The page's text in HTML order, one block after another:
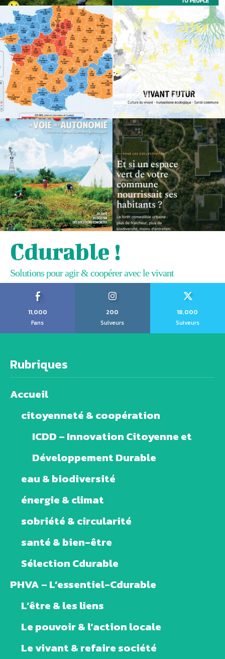
Cdurable !
Solutions pour agir & coopérer avec le vivant
11,000
Fans
200
Suiveurs
18,000
Suiveurs
Rubriques
Accueil
citoyenneté & coopération
ICDD – Innovation Citoyenne et
Développement Durable
eau & biodiversité
énergie & climat
sobriété & circularité
santé & bien-être
Sélection Cdurable
PHVA – L’essentiel-Cdurable
L’être & les liens
Le pouvoir & l’action locale
Le vivant & refaire société